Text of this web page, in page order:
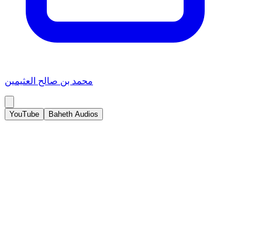
محمد بن صالح العثيمين
YouTube Baheth Audios